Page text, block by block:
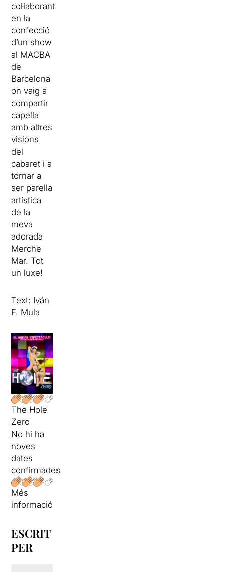
col·laborant
en la
confecció
d’un show
al MACBA
de
Barcelona
on vaig a
compartir
capella
amb altres
visions
del
cabaret i a
tornar a
ser parella
artística
de la
meva
adorada
Merche
Mar. Tot
un luxe!
Text: Iván
F. Mula
The Hole
Zero
No hi ha
noves
dates
confirmades
Més
informació
ESCRIT
PER